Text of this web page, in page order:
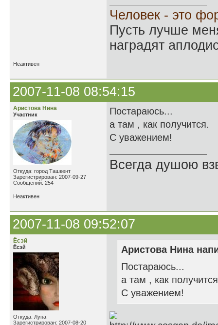
Человек - это
Пусть лучше
наградят
Неактивен
2007-11-08 08:54:15
Аристова Нина
Участник
Откуда: город Ташкент
Зарегистрирован: 2007-09-27
Сообщений: 254
Постараюсь...
а там , как получится.
С уважением!
Всегда душою
Неактивен
2007-11-08 09:52:07
Ёсэй
Ёсэй
Откуда: Луна
Зарегистрирован: 2007-08-20
Аристова Нина
Постараюсь...
а там , как
С уважением!